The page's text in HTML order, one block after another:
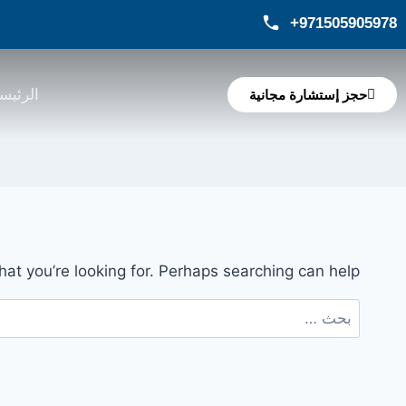
971505905978+
حجز إستشارة مجانية
you’re looking for. Perhaps searching can help.